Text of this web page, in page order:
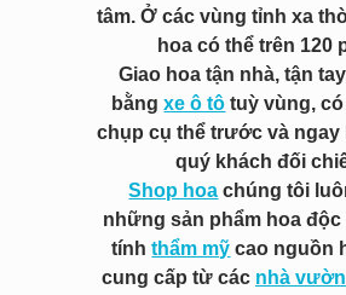
tâm. Ở các vùng tỉnh xa
hoa có thể trên 120
Giao hoa tận nhà, tận
bằngxe ô tô tuỳ vùng,
chụp cụ thể trước và ngay
quý khách đối
Shop hoa chúng tôi
những sản phẩm hoa độc
tínhthẩm mỹ cao nguồn
cung cấp từ các nhà vườn